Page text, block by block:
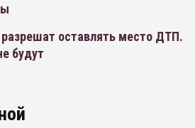
оставлять место ДТП.
будут